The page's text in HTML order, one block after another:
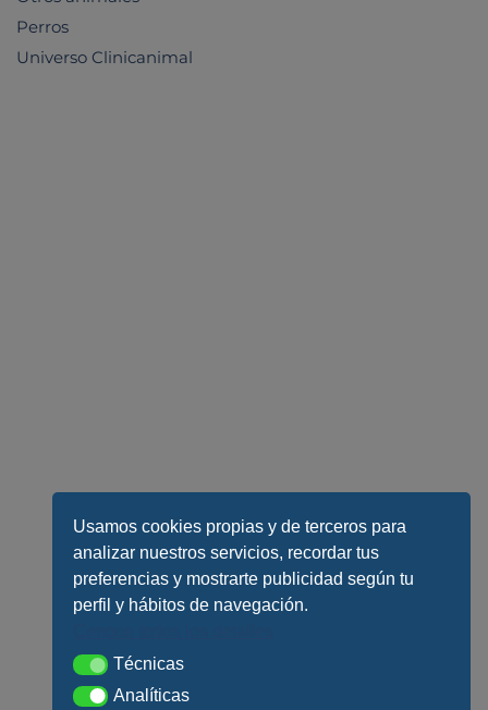
Perros
Universo Clinicanimal
Usamos cookies propias y de terceros para
analizar nuestros servicios, recordar tus
preferencias y mostrarte publicidad según tu
perfil y hábitos de navegación.
TécnicasTécnicas
AnalíticasAnalíticas